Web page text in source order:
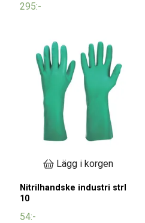
295:-
Lägg i korgen
Nitrilhandske industri strl
10
54:-